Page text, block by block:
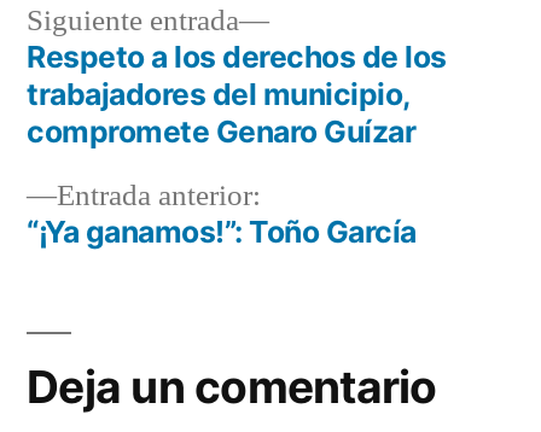
Navegación
de
entradas
Entrada anterior:
anterior:
“¡Ya ganamos!”: Toño García
Siguiente entrada
Siguiente
entrada:
Respeto a los derechos de los
trabajadores del municipio,
compromete Genaro Guízar
Deja un comentario